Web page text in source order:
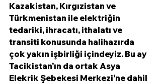
Kazakistan, Kırgızistan ve
Türkmenistan ile elektriğin
tedariki, ihracatı, ithalatı ve
transiti konusunda halihazırda
çok yakın işbirliği içindeyiz. Bu ay
Tacikistan'ın da ortak Asya
Elekrik Şebekesi Merkezi'ne dahil